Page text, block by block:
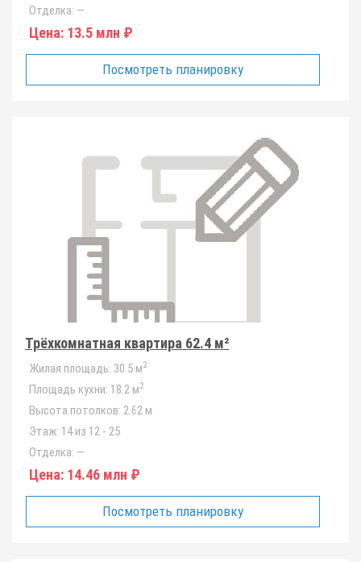
Отделка: —
Цена: 13.5 млн ₽
Посмотреть планировку
Трёхкомнатная квартира 62.4 м²
Жилая площадь: 30.5 м2
Площадь кухни: 18.2 м2
Высота потолков: 2.62 м
Этаж: 14 из 12 - 25
Отделка: —
Цена: 14.46 млн ₽
Посмотреть планировку